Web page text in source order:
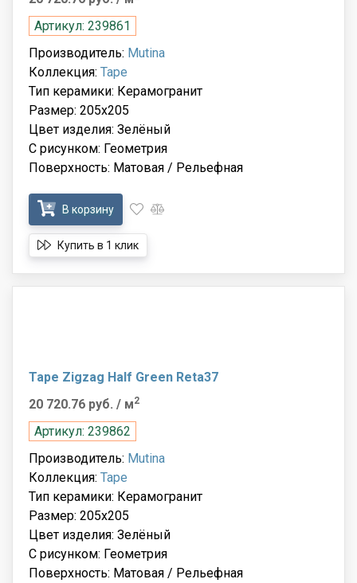
Артикул: 239861
Производитель: Mutina
Коллекция: Tape
Тип керамики: Керамогранит
Размер: 205x205
Цвет изделия: Зелёный
С рисунком: Геометрия
Поверхность: Матовая / Рельефная
В корзину
Купить в 1 клик
Tape Zigzag Half Green Reta37
20 720.76 руб. / м2
Артикул: 239862
Производитель: Mutina
Коллекция: Tape
Тип керамики: Керамогранит
Размер: 205x205
Цвет изделия: Зелёный
С рисунком: Геометрия
Поверхность: Матовая / Рельефная